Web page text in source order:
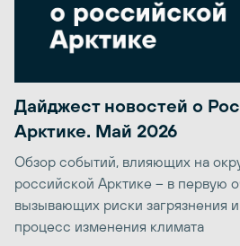
Дайджест новостей о
Арктике. Май 2026
Обзор событий, влияющих на
российской Арктике – в первую
вызывающих риски загрязнения
процесс изменения климата